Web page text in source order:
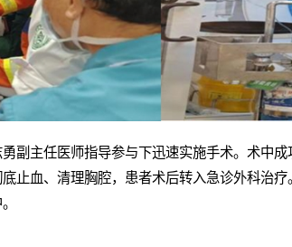
副主任医师指导参与下迅速实施手术。术中
止血、清理胸腔，患者术后转入急诊外科治